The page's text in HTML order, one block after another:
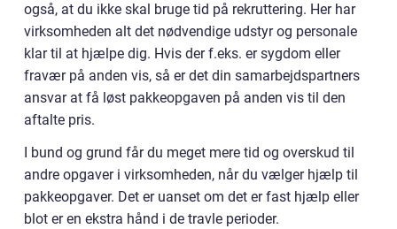
også, at du ikke skal bruge tid på rekruttering. Her har
virksomheden alt det nødvendige udstyr og personale
klar til at hjælpe dig. Hvis der f.eks. er sygdom eller
fravær på anden vis, så er det din samarbejdspartners
ansvar at få løst pakkeopgaven på anden vis til den
aftalte pris.
I bund og grund får du meget mere tid og overskud til
andre opgaver i virksomheden, når du vælger hjælp til
pakkeopgaver. Det er uanset om det er fast hjælp eller
blot er en ekstra hånd i de travle perioder.